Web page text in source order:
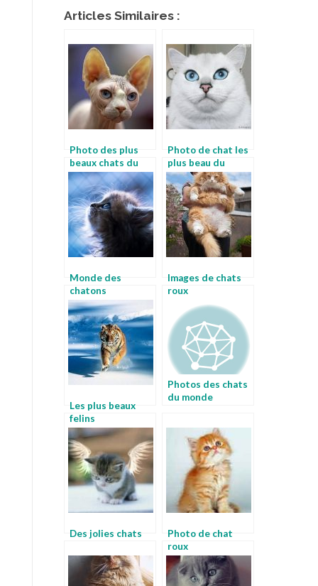
Articles Similaires :
Photo des plus
beaux chats du
monde
Photo de chat les
plus beau du
monde
Monde des
chatons
Images de chats
roux
Les plus beaux
felins
Photos des chats
du monde
Des jolies chats
Photo de chat
roux